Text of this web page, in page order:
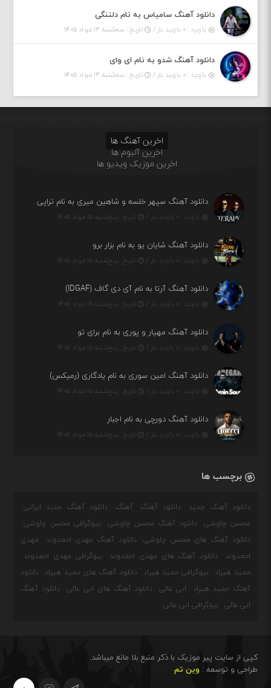
دانلود آهنگ سامیاس به نام دلتنگی
بازدید : ۰ بازدید بار / تاریخ : سه‌شنبه ۱۳ مرداد ۱۴۰۵
دانلود آهنگ شدو به نام ای وای
بازدید : ۰ بازدید بار / تاریخ : سه‌شنبه ۱۳ مرداد ۱۴۰۵
اخرین آهنگ ها
اخرین آلبوم ها
اخرین موزیک ویدیو ها
دانلود آهنگ سپهر خلسه و شاهین میری به نام تراپی
بازدید : ۰ بازدید بار / تاریخ : پنج‌شنبه ۱۵ مرداد ۱۴۰۵
دانلود آهنگ شایان یو به نام بزار برو
بازدید : ۰ بازدید بار / تاریخ : پنج‌شنبه ۱۵ مرداد ۱۴۰۵
دانلود آهنگ آرتا به نام آی دی گاف (IDGAF)
بازدید : ۰ بازدید بار / تاریخ : پنج‌شنبه ۱۵ مرداد ۱۴۰۵
دانلود آهنگ مهیار و پوری به نام برای تو
بازدید : ۰ بازدید بار / تاریخ : پنج‌شنبه ۱۵ مرداد ۱۴۰۵
دانلود آهنگ امین سوری به نام یادگاری (رمیکس)
بازدید : ۰ بازدید بار / تاریخ : پنج‌شنبه ۱۵ مرداد ۱۴۰۵
دانلود آهنگ دورچی به نام اجبار
بازدید : ۰ بازدید بار / تاریخ : پنج‌شنبه ۱۵ مرداد ۱۴۰۵
برچسب ها
دانلود آهنگ جدید دانلود آهنگ آهنگ
دانلود آهنگ جدید ایرانی
محسن چاوشی
دانلود آهنگ محسن چاوشی
بیوگرافی محسن چاوشی
دانلود آهنگ های محسن چاوشی
دانلود آهنگ مهدی احمدوند
مهدی
احمدوند
دانلود آهنگ های مهدی احمدوند
بیوگرافی مهدی احمدوند
حمید هیراد
بیوگرافی حمید هیراد دانلود آهنگ های حمید هیراد
دانلود
آهنگ حمید هیراد
ابی عالی دانلود آهنگ های ابی عالی
دانلود آهنگ
ابی عالی
بیوگرافی ابی عالی
کپی از سایت پیر موزیک با ذکر منبع بلا مانع میباشد.
طراحی و توسعه :وین تم